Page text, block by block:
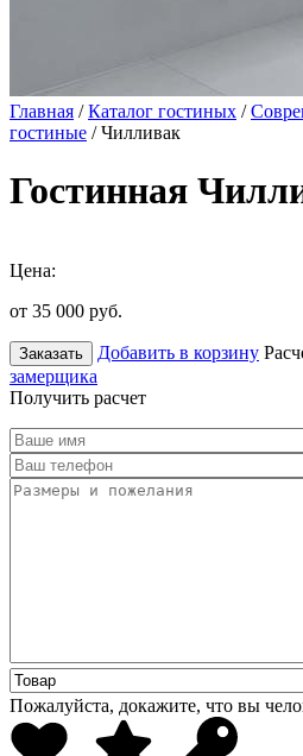
Главная /Каталог гостиных /
гостиные / Чилливак
Гостинная
Цена:
от 35 000 руб.
Заказать Добавить в корзину
замерщика
Получить расчет
Пожалуйста, докажите, что вы